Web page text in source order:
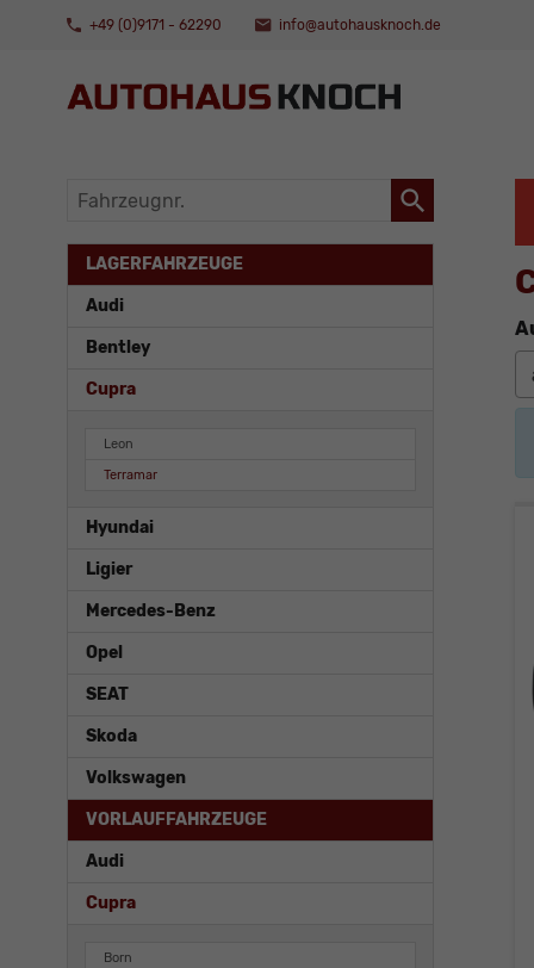
+49 (0)9171 - 62290 info@autohausknoch.de
Fahrzeugnr.
LAGERFAHRZEUGE
Audi
Bentley
Cupra
Leon
Terramar
Hyundai
Ligier
Mercedes-Benz
Opel
SEAT
Skoda
Volkswagen
VORLAUFFAHRZEUGE
Audi
Cupra
Born